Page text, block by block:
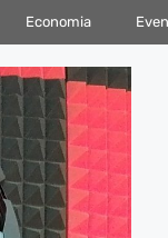
Economia